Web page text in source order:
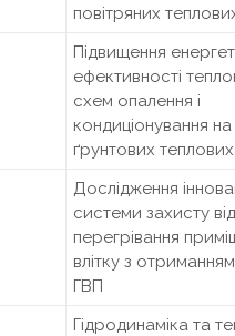
повітряних
Підвищення
ефективності
схем опалення і
кондиціонування
ґрунтових
Дослідження
системи захисту від
перегрівання
влітку з
ГВП
Гідродинаміка та